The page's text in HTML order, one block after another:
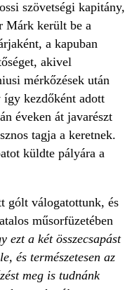
szövetségi kapitány,
Márk került be a
a kapuban
akivel
mérkőzések után
kezdőként adott
éveken át javarészt
tagja a keretnek.
küldte pályára a
gólt válogatottunk, és
műsorfüzetében
ezt a két összecsapást
és természetesen az
meg is tudnánk